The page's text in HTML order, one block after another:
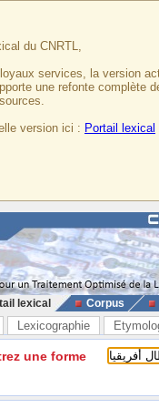
du CNRTL,
services, la version
une refonte complète
version ici : Portail lexical
lexical Corpus
Lexicographie
une forme